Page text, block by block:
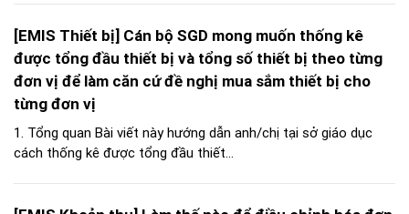
[EMIS Thiết bị] Cán bộ SGD mong muốn thống kê
được tổng đầu thiết bị và tổng số thiết bị theo từng
đơn vị để làm căn cứ đề nghị mua sắm thiết bị cho
từng đơn vị
1. Tổng quan Bài viết này hướng dẫn anh/chị tại sở giáo dục
cách thống kê được tổng đầu thiết...